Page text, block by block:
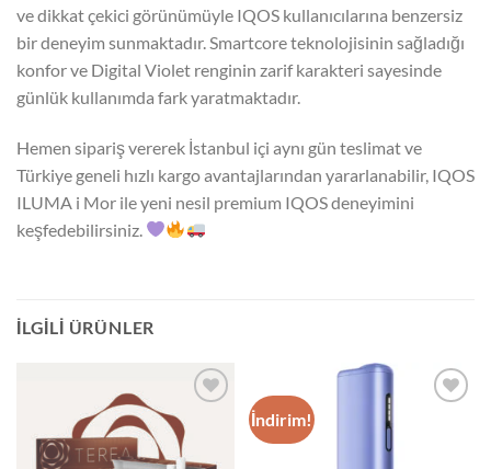
ve dikkat çekici görünümüyle IQOS kullanıcılarına benzersiz
bir deneyim sunmaktadır. Smartcore teknolojisinin sağladığı
konfor ve Digital Violet renginin zarif karakteri sayesinde
günlük kullanımda fark yaratmaktadır.
Hemen sipariş vererek İstanbul içi aynı gün teslimat ve
Türkiye geneli hızlı kargo avantajlarından yararlanabilir, IQOS
ILUMA i Mor ile yeni nesil premium IQOS deneyimini
keşfedebilirsiniz.
İLGILI ÜRÜNLER
İndirim!